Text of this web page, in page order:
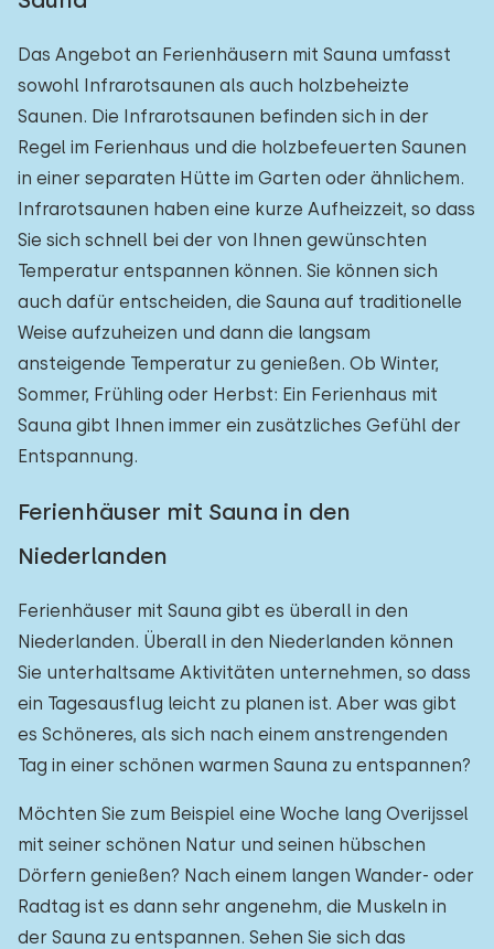
Das Angebot an Ferienhäusern mit Sauna umfasst
sowohl Infrarotsaunen als auch holzbeheizte
Saunen. Die Infrarotsaunen befinden sich in der
Regel im Ferienhaus und die holzbefeuerten Saunen
in einer separaten Hütte im Garten oder ähnlichem.
Infrarotsaunen haben eine kurze Aufheizzeit, so dass
Sie sich schnell bei der von Ihnen gewünschten
Temperatur entspannen können. Sie können sich
auch dafür entscheiden, die Sauna auf traditionelle
Weise aufzuheizen und dann die langsam
ansteigende Temperatur zu genießen. Ob Winter,
Sommer, Frühling oder Herbst: Ein Ferienhaus mit
Sauna gibt Ihnen immer ein zusätzliches Gefühl der
Entspannung.
Ferienhäuser mit Sauna in den
Niederlanden
Ferienhäuser mit Sauna gibt es überall in den
Niederlanden. Überall in den Niederlanden können
Sie unterhaltsame Aktivitäten unternehmen, so dass
ein Tagesausflug leicht zu planen ist. Aber was gibt
es Schöneres, als sich nach einem anstrengenden
Tag in einer schönen warmen Sauna zu entspannen?
Möchten Sie zum Beispiel eine Woche lang Overijssel
mit seiner schönen Natur und seinen hübschen
Dörfern genießen? Nach einem langen Wander- oder
Radtag ist es dann sehr angenehm, die Muskeln in
der Sauna zu entspannen. Sehen Sie sich das